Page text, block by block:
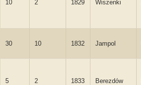
10 2 1829 Wiszenki
30 10 1832 Jampol
5 2 1833 Berezdów